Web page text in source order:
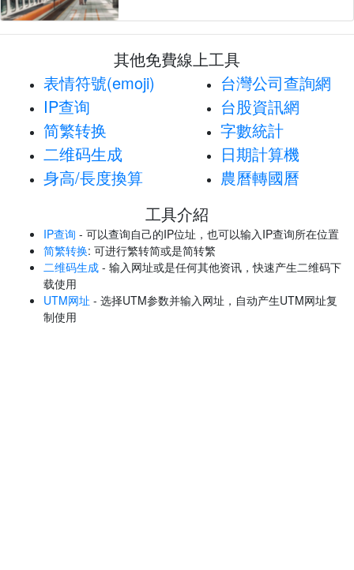
其他免費線上工具
表情符號(emoji)
IP查询
简繁转换
二维码生成
身高/長度換算
台灣公司查詢網
台股資訊網
字數統計
日期計算機
農曆轉國曆
工具介紹
IP查询 - 可以查询自己的IP位址，也可以输入IP查询所在位置
简繁转换: 可进行繁转简或是简转繁
二维码生成 - 输入网址或是任何其他资讯，快速产生二维码下
载使用
UTM网址 - 选择UTM参数并输入网址，自动产生UTM网址复
制使用